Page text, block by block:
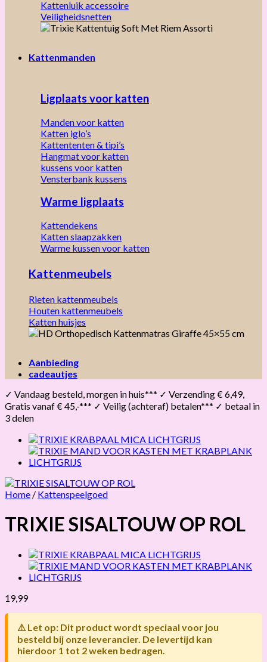
Kattenluik accessoire
Veiligheidsnetten
Kattenmanden
Ligplaats voor katten
Manden voor katten
Katten iglo’s
Kattententen & tipi’s
Hangmat voor katten
kussens voor katten
Vensterbank kussens
Warme ligplaats
Kattendekens
Katten slaapzakken
Warme kussen voor katten
Kattenmeubels
Rieten kattenmeubels
Houten kattenmeubels
Katten huisjes
Aanbieding
cadeautjes
✓ Vandaag besteld, morgen in huis*** ✓ Verzending € 6,49,
Gratis vanaf € 45,-*** ✓ Veilig (achteraf) betalen*** ✓ betaal in
3 delen
Home / Kattenspeelgoed
TRIXIE SISALTOUW OP ROL
19,99
⚠ Let op: Dit product wordt speciaal voor jou
besteld bij onze leverancier. De levertijd kan
hierdoor 1 tot 2 weken bedragen.